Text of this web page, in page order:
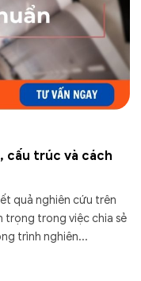
cấu trúc và cách
quả nghiên cứu trên
trọng trong việc chia sẻ
trình nghiên...